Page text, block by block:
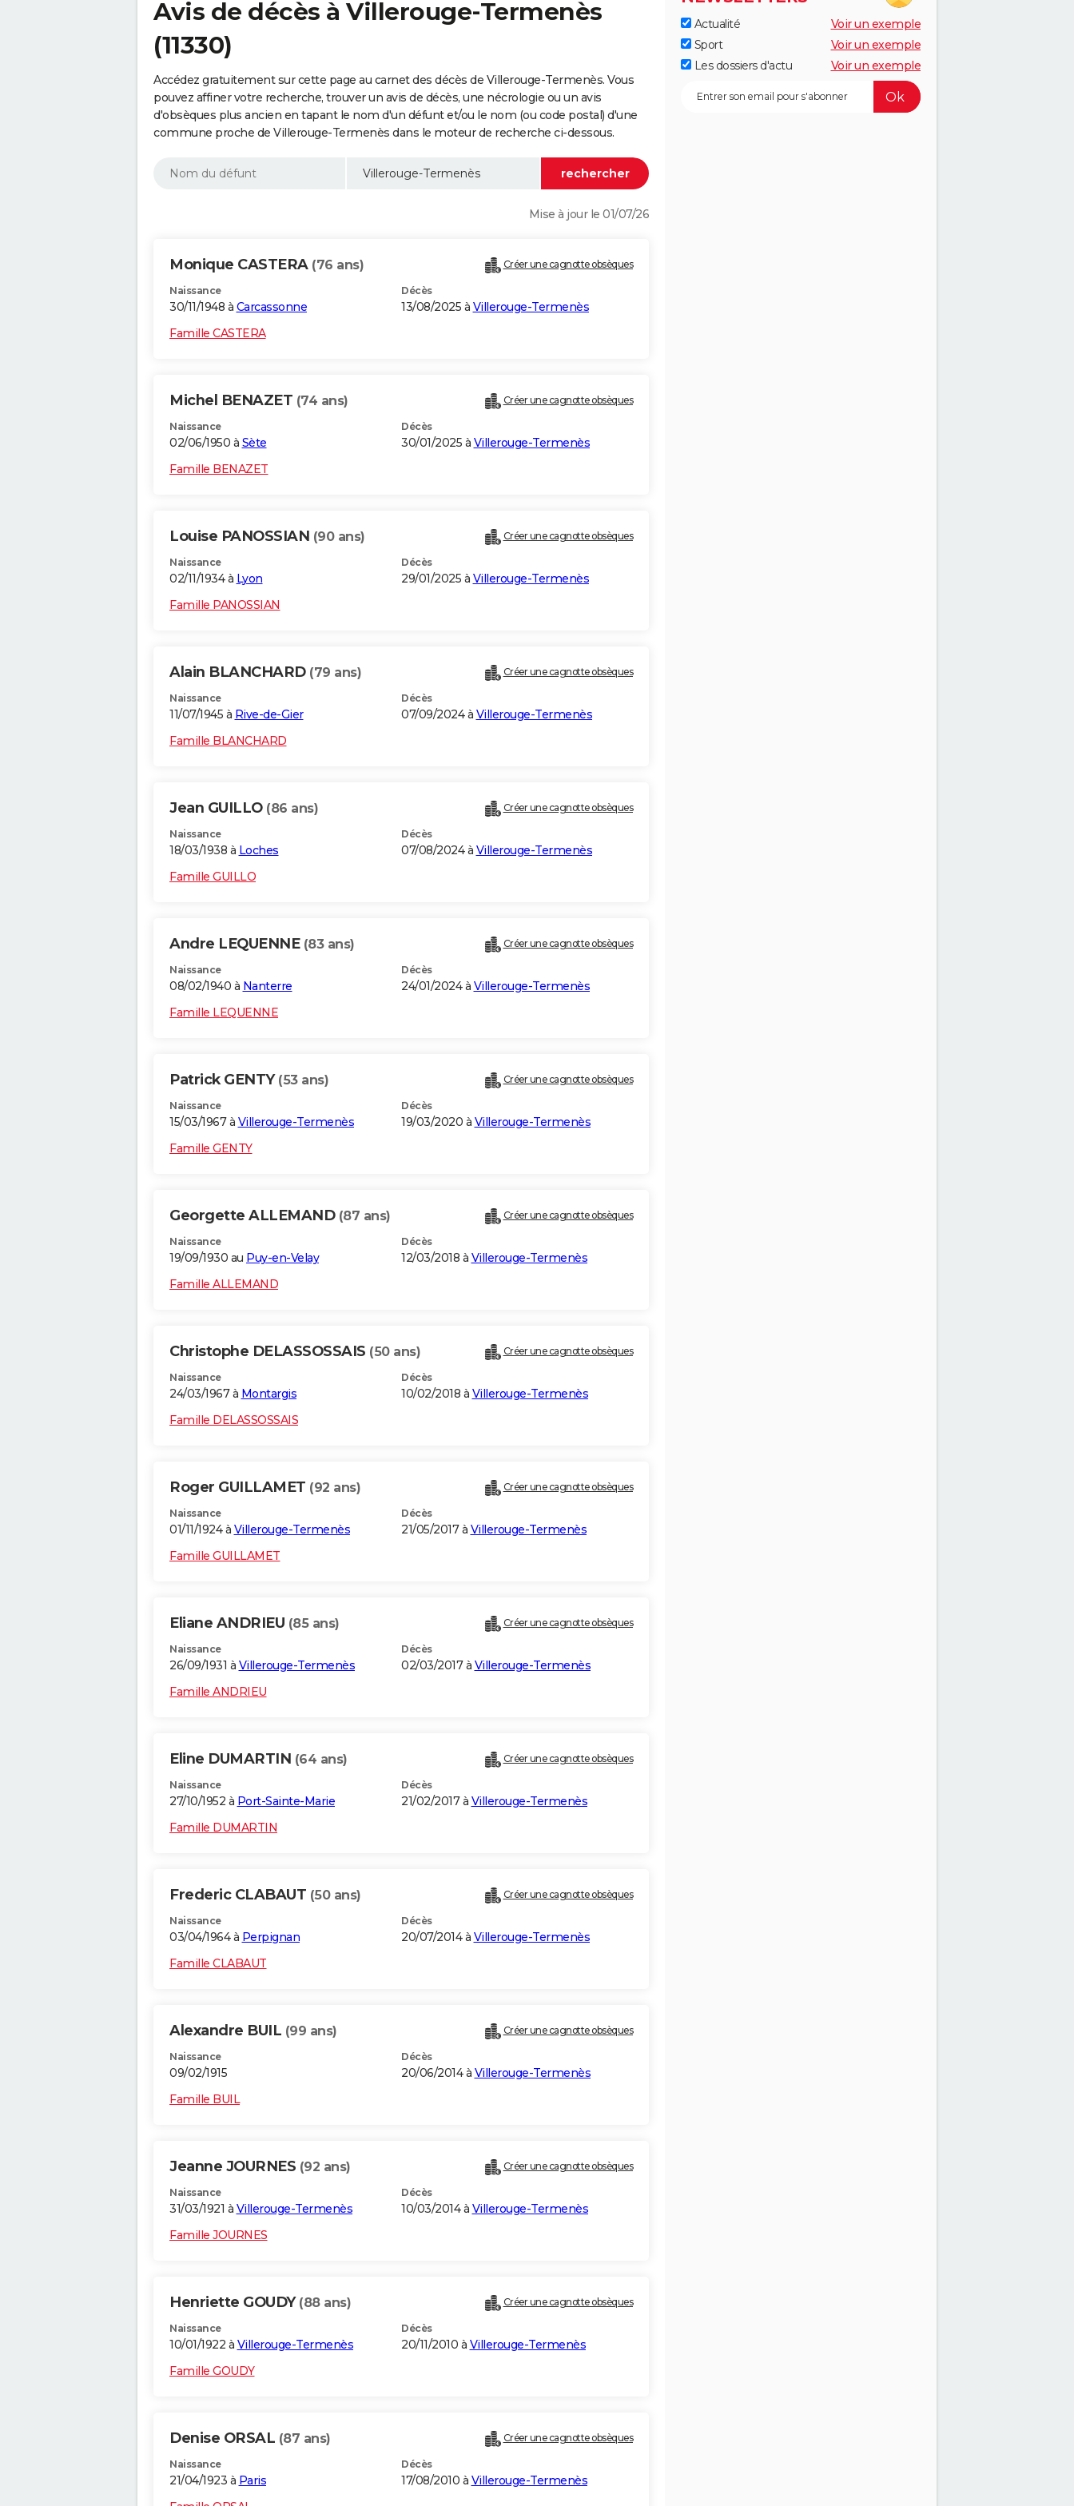
Avis de décès à Villerouge-Termenès
(11330)
Accédez gratuitement sur cette page au carnet des décès de Villerouge-Termenès. Vous
pouvez affiner votre recherche, trouver un avis de décès, une nécrologie ou un avis
d'obsèques plus ancien en tapant le nom d'un défunt et/ou le nom (ou code postal) d'une
commune proche de Villerouge-Termenès dans le moteur de recherche ci-dessous.
Mise à jour le 01/07/26
Monique CASTERA (76 ans) Créer une cagnotte obsèques
Naissance
30/11/1948 à Carcassonne
Décès
13/08/2025 à Villerouge-Termenès
Famille CASTERA
Michel BENAZET (74 ans) Créer une cagnotte obsèques
Naissance
02/06/1950 à Sète
Décès
30/01/2025 à Villerouge-Termenès
Famille BENAZET
Louise PANOSSIAN (90 ans) Créer une cagnotte obsèques
Naissance
02/11/1934 à Lyon
Décès
29/01/2025 à Villerouge-Termenès
Famille PANOSSIAN
Alain BLANCHARD (79 ans) Créer une cagnotte obsèques
Naissance
11/07/1945 à Rive-de-Gier
Décès
07/09/2024 à Villerouge-Termenès
Famille BLANCHARD
Jean GUILLO (86 ans) Créer une cagnotte obsèques
Naissance
18/03/1938 à Loches
Décès
07/08/2024 à Villerouge-Termenès
Famille GUILLO
Andre LEQUENNE (83 ans) Créer une cagnotte obsèques
Naissance
08/02/1940 à Nanterre
Décès
24/01/2024 à Villerouge-Termenès
Famille LEQUENNE
Patrick GENTY (53 ans) Créer une cagnotte obsèques
Naissance
15/03/1967 à Villerouge-Termenès
Décès
19/03/2020 à Villerouge-Termenès
Famille GENTY
Georgette ALLEMAND (87 ans) Créer une cagnotte obsèques
Naissance
19/09/1930 au Puy-en-Velay
Décès
12/03/2018 à Villerouge-Termenès
Famille ALLEMAND
Christophe DELASSOSSAIS (50 ans) Créer une cagnotte obsèques
Naissance
24/03/1967 à Montargis
Décès
10/02/2018 à Villerouge-Termenès
Famille DELASSOSSAIS
Roger GUILLAMET (92 ans) Créer une cagnotte obsèques
Naissance
01/11/1924 à Villerouge-Termenès
Décès
21/05/2017 à Villerouge-Termenès
Famille GUILLAMET
Eliane ANDRIEU (85 ans) Créer une cagnotte obsèques
Naissance
26/09/1931 à Villerouge-Termenès
Décès
02/03/2017 à Villerouge-Termenès
Famille ANDRIEU
Eline DUMARTIN (64 ans) Créer une cagnotte obsèques
Naissance
27/10/1952 à Port-Sainte-Marie
Décès
21/02/2017 à Villerouge-Termenès
Famille DUMARTIN
Frederic CLABAUT (50 ans) Créer une cagnotte obsèques
Naissance
03/04/1964 à Perpignan
Décès
20/07/2014 à Villerouge-Termenès
Famille CLABAUT
Alexandre BUIL (99 ans) Créer une cagnotte obsèques
Naissance
09/02/1915
Décès
20/06/2014 à Villerouge-Termenès
Famille BUIL
Jeanne JOURNES (92 ans) Créer une cagnotte obsèques
Naissance
31/03/1921 à Villerouge-Termenès
Décès
10/03/2014 à Villerouge-Termenès
Famille JOURNES
Henriette GOUDY (88 ans) Créer une cagnotte obsèques
Naissance
10/01/1922 à Villerouge-Termenès
Décès
20/11/2010 à Villerouge-Termenès
Famille GOUDY
Denise ORSAL (87 ans) Créer une cagnotte obsèques
Naissance
21/04/1923 à Paris
Décès
17/08/2010 à Villerouge-Termenès
Actualité
Voir un exemple
Sport
Voir un exemple
Les dossiers d'actu
Voir un exemple